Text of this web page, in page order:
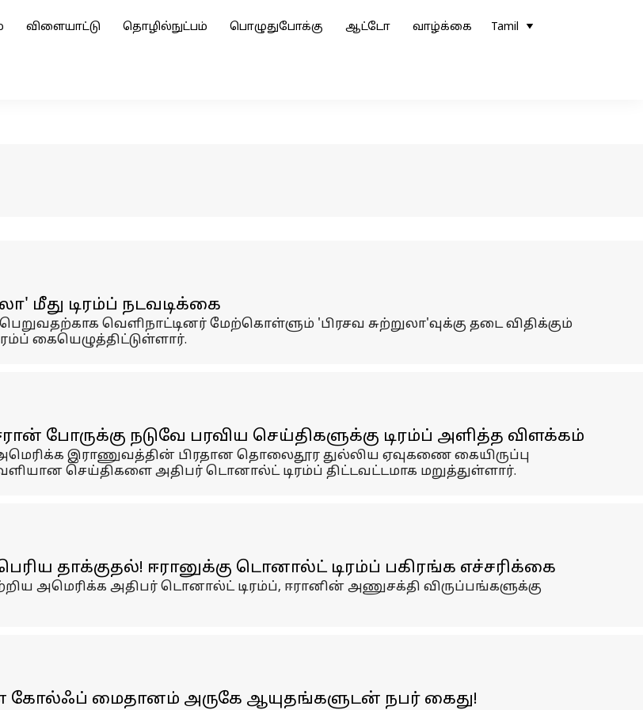
விளையாட்டு தொழில்நுட்பம் பொழுதுபோக்கு ஆட்டோ வாழ்க்கை Tamil
மீது டிரம்ப் நடவடிக்கை
வெளிநாட்டினர் மேற்கொள்ளும் 'பிரசவ சுற்றுலா'வுக்கு தடை விதிக்கும்
கையெழுத்திட்டுள்ளார்.
போருக்கு நடுவே பரவிய செய்திகளுக்கு டிரம்ப் அளித்த விளக்கம்
இராணுவத்தின் பிரதான தொலைதூர துல்லிய ஏவுகணை கையிருப்பு
செய்திகளை அதிபர் டொனால்ட் டிரம்ப் திட்டவட்டமாக மறுத்துள்ளார்.
தாக்குதல்! ஈரானுக்கு டொனால்ட் டிரம்ப் பகிரங்க எச்சரிக்கை
அமெரிக்க அதிபர் டொனால்ட் டிரம்ப், ஈரானின் அணுசக்தி விருப்பங்களுக்கு
கோல்ஃப் மைதானம் அருகே ஆயுதங்களுடன் நபர் கைது!